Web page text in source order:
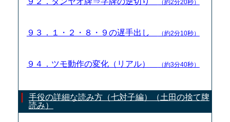
（約2分20秒）
９３．１・２・８・９の遅手出し （約2分10秒）
９４．ツモ動作の変化（リアル） （約3分40秒）
手役の詳細な読み方（七対子編）（土田の捨て牌
読み）